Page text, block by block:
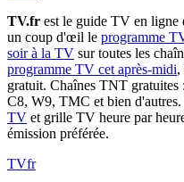
TV.fr est le guide TV en ligne
un coup d'œil le programme
soir à la TV sur toutes les
programme TV cet après-midi,
gratuit. Chaînes TNT
C8, W9, TMC et bien d'autres.
TV et grille TV heure par
émission préférée.
TVfr